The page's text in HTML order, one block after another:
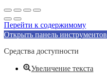
Перейти к содержимому
Открыть панель инструментов
Средства доступности
Увеличение текста